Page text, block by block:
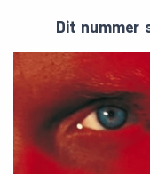
Dit nummer